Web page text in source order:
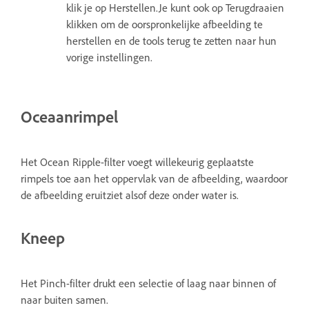
klik je op Herstellen.Je kunt ook op Terugdraaien
klikken om de oorspronkelijke afbeelding te
herstellen en de tools terug te zetten naar hun
vorige instellingen.
Oceaanrimpel
Het Ocean Ripple-filter voegt willekeurig geplaatste
rimpels toe aan het oppervlak van de afbeelding, waardoor
de afbeelding eruitziet alsof deze onder water is.
Kneep
Het Pinch-filter drukt een selectie of laag naar binnen of
naar buiten samen.